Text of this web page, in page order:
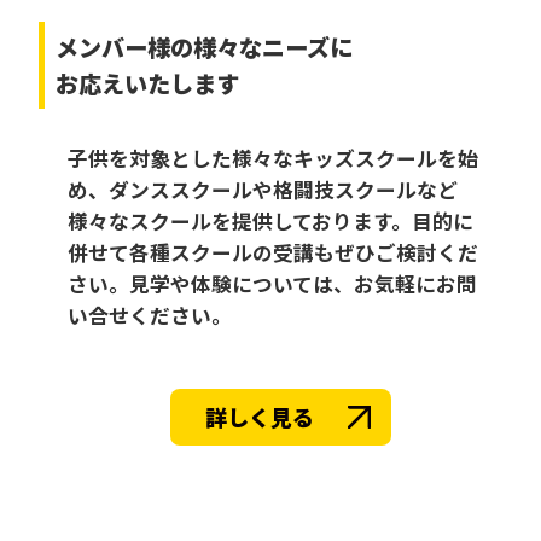
メンバー様の様々なニーズに
お応えいたします
子供を対象とした様々なキッズスクールを始
め、ダンススクールや格闘技スクールなど
様々なスクールを提供しております。目的に
併せて各種スクールの受講もぜひご検討くだ
さい。見学や体験については、お気軽にお問
い合せください。
詳しく見る